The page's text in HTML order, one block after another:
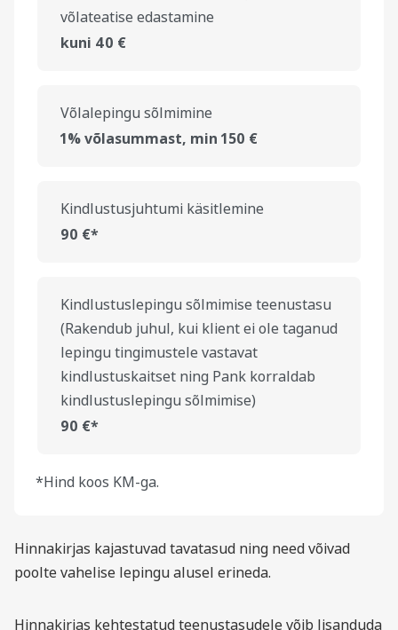
võlateatise edastamine
kuni 40 €
Võlalepingu sõlmimine
1% võlasummast, min 150 €
Kindlustusjuhtumi käsitlemine
90 €*
Kindlustuslepingu sõlmimise teenustasu
(Rakendub juhul, kui klient ei ole taganud
lepingu tingimustele vastavat
kindlustuskaitset ning Pank korraldab
kindlustuslepingu sõlmimise)
90 €*
*Hind koos KM-ga.
Hinnakirjas kajastuvad tavatasud ning need võivad
poolte vahelise lepingu alusel erineda.
Hinnakirjas kehtestatud teenustasudele võib lisanduda